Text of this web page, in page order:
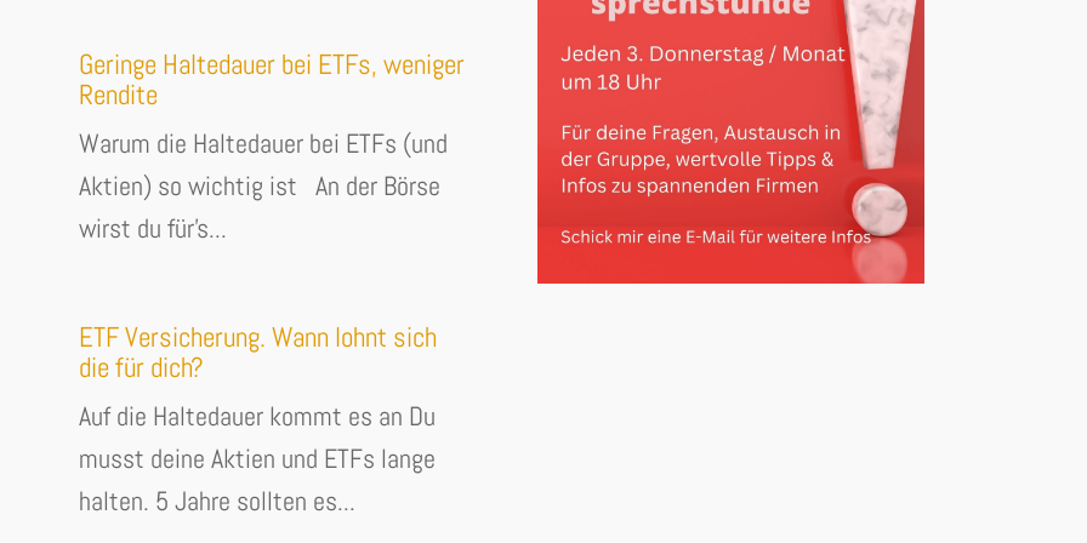
Geringe Haltedauer bei ETFs, weniger
Rendite
Warum die Haltedauer bei ETFs (und
Aktien) so wichtig ist An der Börse
wirst du für's...
ETF Versicherung. Wann lohnt sich
die für dich?
Auf die Haltedauer kommt es an Du
musst deine Aktien und ETFs lange
halten. 5 Jahre sollten es...